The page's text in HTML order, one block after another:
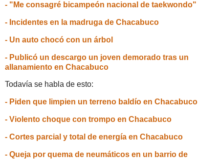
- "Me consagré bicampeón nacional de taekwondo"
- Incidentes en la madruga de Chacabuco
- Un auto chocó con un árbol
- Publicó un descargo un joven demorado tras un
allanamiento en Chacabuco
Todavía se habla de esto:
- Piden que limpien un terreno baldío en Chacabuco
- Violento choque con trompo en Chacabuco
- Cortes parcial y total de energía en Chacabuco
- Queja por quema de neumáticos en un barrio de